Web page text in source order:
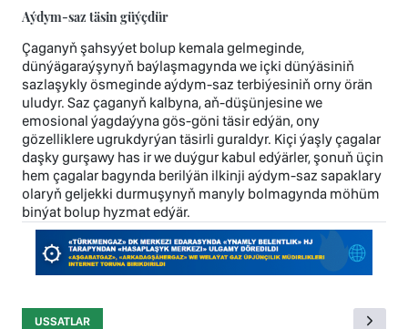
Aýdym-saz täsin güýçdür
Çaganyň şahsyýet bolup kemala gelmeginde,
dünýägaraýşynyň baýlaşmagynda we içki dünýäsiniň
sazlaşykly ösmeginde aýdym-saz terbiýesiniň orny örän
uludyr. Saz çaganyň kalbyna, aň-düşünjesine we
emosional ýagdaýyna gös-göni täsir edýän, ony
gözelliklere ugrukdyrýan täsirli guraldyr. Kiçi ýaşly çagalar
daşky gurşawy has ir we duýgur kabul edýärler, şonuň üçin
hem çagalar bagynda berilýän ilkinji aýdym-saz sapaklary
olaryň geljekki durmuşynyň manyly bolmagynda möhüm
binýat bolup hyzmat edýär.
USSATLAR